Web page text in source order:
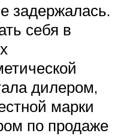
задержалась.
себя в
дилером,
марки
по продаже